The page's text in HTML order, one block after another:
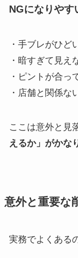
NGになりやす
・手ブレがひど
・暗すぎて見え
・ピントが合っ
・店舗と関係な
ここは意外と見
えるか」がかな
意外と重要な
実務でよくある